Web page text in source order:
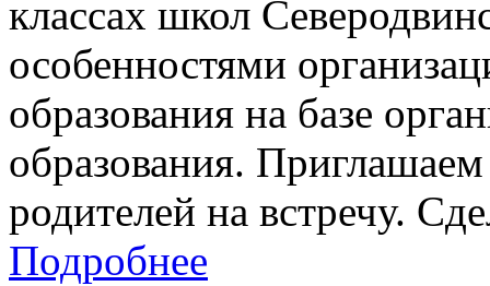
классах школ
особенностями
образования на базе
образования.
родителей на встречу.
Подробнее